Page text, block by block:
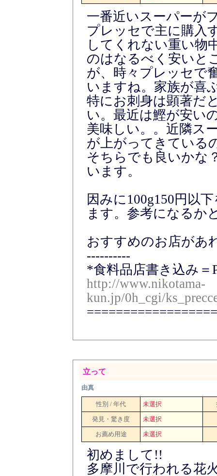
一番近いスーパーが
プレッセで主に購入
してくれない重い物
のはなるべく安いと
が、時々プレッセで
いますね。家族が喜
特にお刺身は顕著だ
い。最近は鰹が安い
美味しい。。近隣ス
が上がってきている
そちらでも良いかな
います。
因みに100g150円以
ます。参考になるか
おすすめのお店があ
----------
*食料品店書き込み＝
http://www.nikotama-
kun.jp/0h_cgi/
立って
由真
性別 / 年代 未選択
発見・驚き度 未選択
お薦め用途 未選択
初めまして!!
多摩川で行われる花